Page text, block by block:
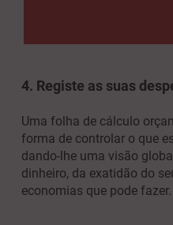
4. Registe as suas
Uma folha de cálculo
forma de controlar o que
dando-lhe uma visão
dinheiro, da exatidão do
economias que pode fazer.